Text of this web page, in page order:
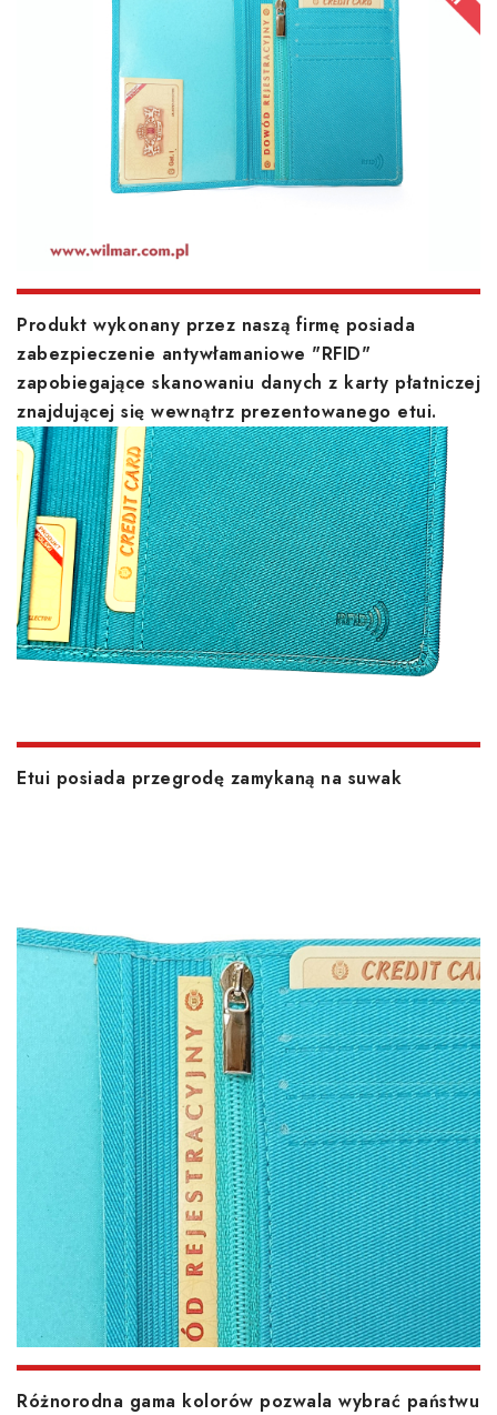
Produkt wykonany przez naszą firmę posiada
zabezpieczenie antywłamaniowe "RFID"
zapobiegające skanowaniu danych z karty płatniczej
znajdującej się wewnątrz prezentowanego etui.
Etui posiada przegrodę zamykaną na suwak
Różnorodna gama kolorów pozwala wybrać państwu